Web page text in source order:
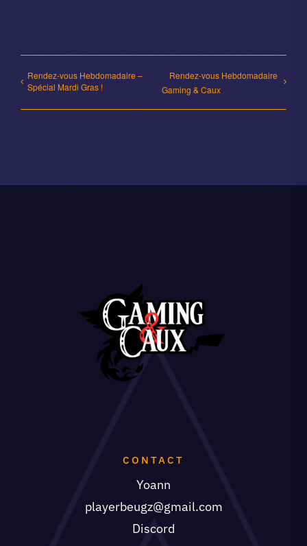
Rendez-vous Hebdomadaire –
Spécial Mardi Gras !
Rendez-vous Hebdomadaire
Gaming & Caux
CONTACT
Yoann
playerbeugz@gmail.com
Discord